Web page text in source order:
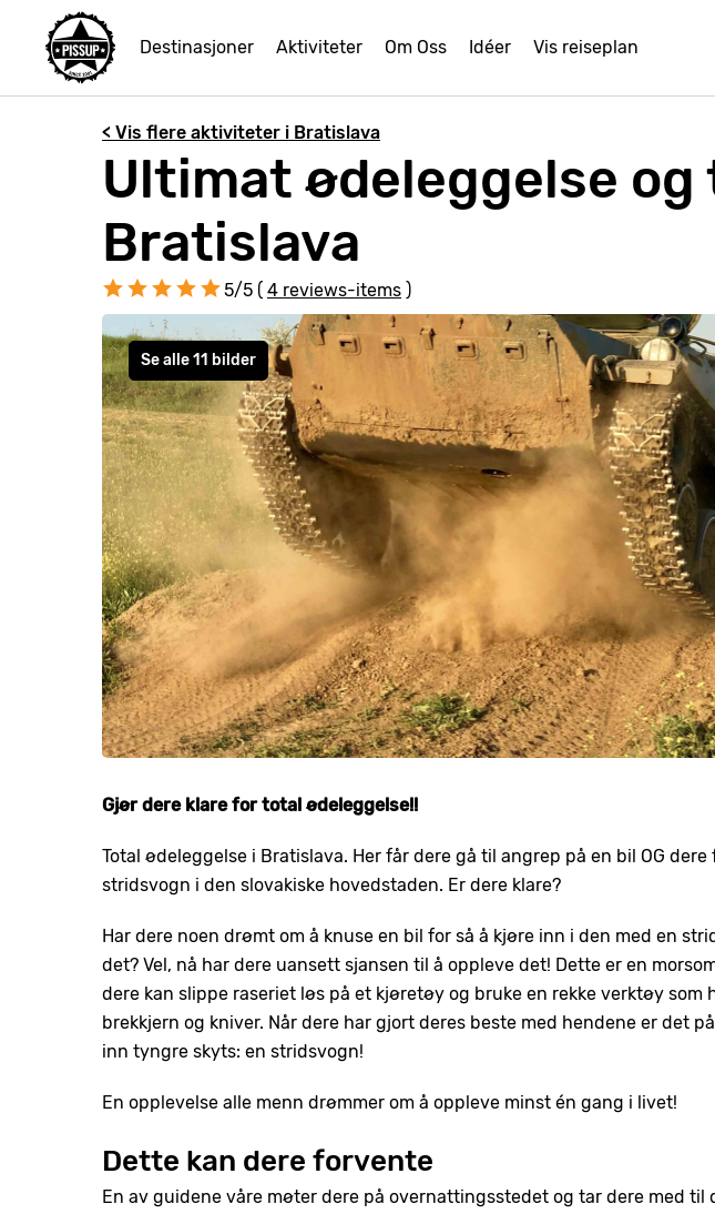
Destinasjoner Aktiviteter Om Oss Idéer Vis reiseplan
< Vis flere aktiviteter i Bratislava
Ultimat ødeleggelse
Bratislava
5/5 ( 4 reviews-items )
Se alle 11 bilder
Gjør dere klare for total ødeleggelse!!
Total ødeleggelse i Bratislava. Her får dere gå til angrep på en bil OG dere
stridsvogn i den slovakiske hovedstaden. Er dere klare?
Har dere noen drømt om å knuse en bil for så å kjøre inn i den med en
det? Vel, nå har dere uansett sjansen til å oppleve det! Dette er en
dere kan slippe raseriet løs på et kjøretøy og bruke en rekke verktøy som
brekkjern og kniver. Når dere har gjort deres beste med hendene er det
inn tyngre skyts: en stridsvogn!
En opplevelse alle menn drømmer om å oppleve minst én gang i livet!
Dette kan dere forvente
En av guidene våre møter dere på overnattingsstedet og tar dere med til